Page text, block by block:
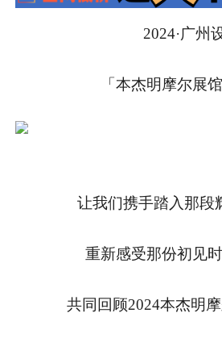
2024·广州
「本杰明摩尔展
让我们携手踏入那段
重新感受那份初见
共同回顾2024本杰明